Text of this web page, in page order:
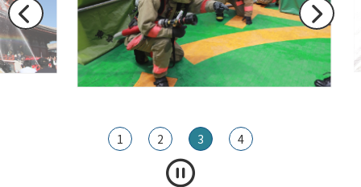
1 2 3 4